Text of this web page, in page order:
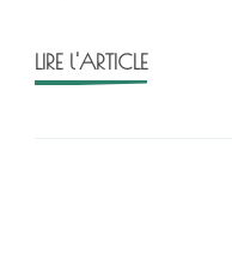
LIRE l'ARTICLE